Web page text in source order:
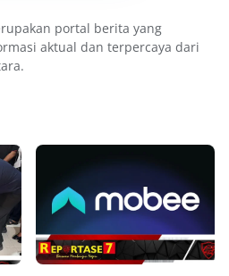
portal berita yang
aktual dan terpercaya dari